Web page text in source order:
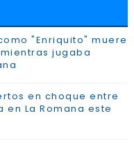
"Enriquito" muere
jugaba
en choque entre
La Romana este